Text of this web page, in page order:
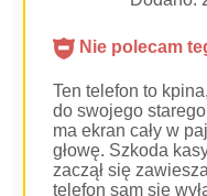
Nie polecam
Ten telefon to
do swojego
ma ekran cały w
głowę. Szkoda
zaczął się
telefon sam się